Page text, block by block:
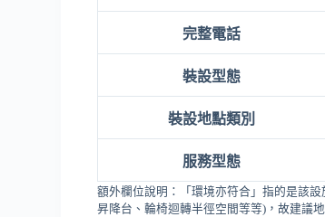
完整電話
裝設型態
裝設地點類別
服務型態
額外欄位說明：「環境亦符合」指的是該
昇降台、輪椅迴轉半徑空間等等)，故建議